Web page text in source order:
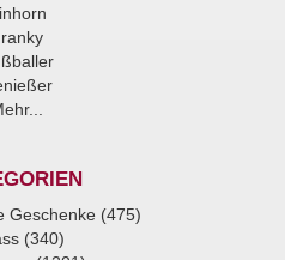
Geschenke (475)
(340)